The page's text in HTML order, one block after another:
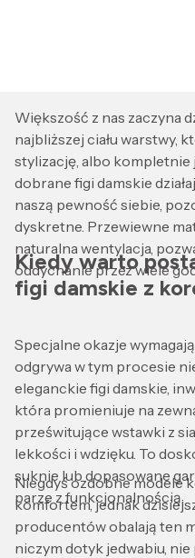
Większość z nas zaczyna
najbliższej ciału warstwy,
stylizację, albo kompletnie
dobrane figi damskie
naszą pewność siebie,
dyskretne. Przewiewne
naturalna wentylacja,
oddychanie przez wiele
Kiedy warto
figi damskie z
Specjalne okazje
odgrywa w tym procesie
eleganckie figi damskie,
która promieniuje na
prześwitujące wstawki z
lekkości i wdzięku. To
suknie lub dopasowane
parze z funkcjonalnością.
Niegdyś ozdobne modele
komfortem, jednak
producentów obalają ten
niczym dotyk jedwabiu,